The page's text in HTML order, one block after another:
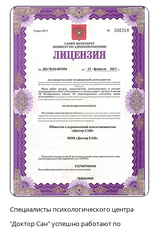
Специалисты психологического центра
"Доктор Сан" успешно работают по